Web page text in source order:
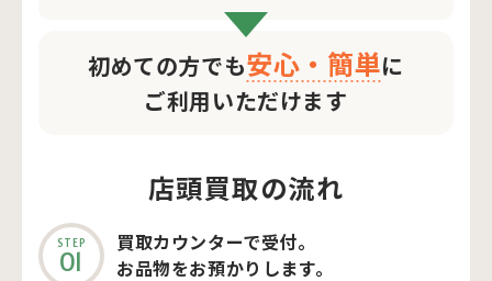
初めての方でも安心・簡単に
ご利用いただけます
店頭買取の流れ
STEP
01
買取カウンターで受付。
お品物をお預かりします。